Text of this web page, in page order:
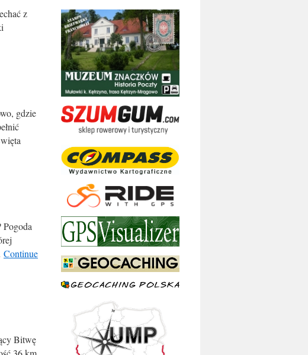
z
gdzie
Pogoda
Continue
Bitwę